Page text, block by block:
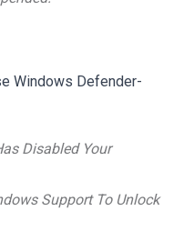
Windows Defender-
Disabled Your
Support To Unlock